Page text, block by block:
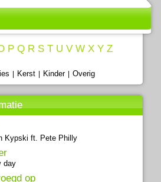
P Q R S T U V W X Y Z
Kerst Kinder| Overig
Kypski ft. Pete Philly
day
op